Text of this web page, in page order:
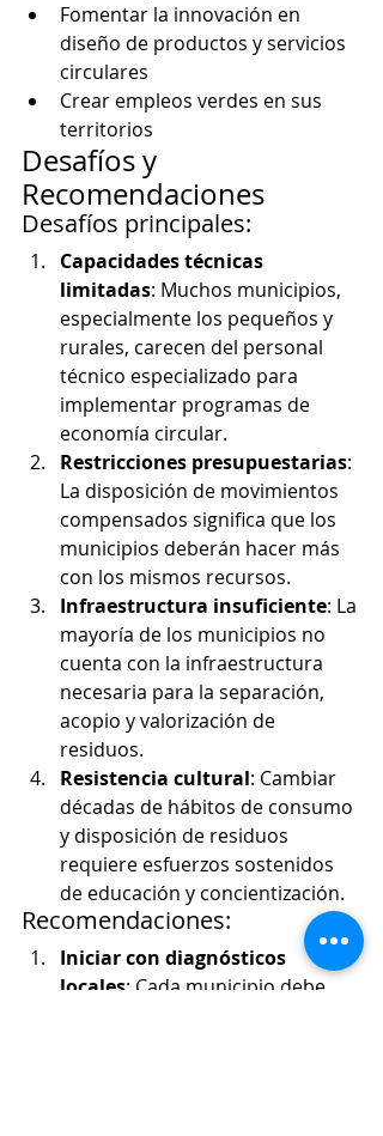
Fomentar la innovación en
diseño de productos y servicios
circulares
Crear empleos verdes en sus
territorios
Desafíos y
Recomendaciones
Desafíos principales:
Capacidades técnicas
limitadas: Muchos municipios,
especialmente los pequeños y
rurales, carecen del personal
técnico especializado para
implementar programas de
economía circular.
Restricciones presupuestarias:
La disposición de movimientos
compensados significa que los
municipios deberán hacer más
con los mismos recursos.
Infraestructura insuficiente: La
mayoría de los municipios no
cuenta con la infraestructura
necesaria para la separación,
acopio y valorización de
residuos.
Resistencia cultural: Cambiar
décadas de hábitos de consumo
y disposición de residuos
requiere esfuerzos sostenidos
de educación y concientización.
Recomendaciones:
Iniciar con diagnósticos
locales: Cada municipio debe